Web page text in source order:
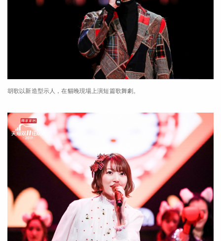
胡歌以新造型示人，在貓晚現場上演短篇歌舞劇。